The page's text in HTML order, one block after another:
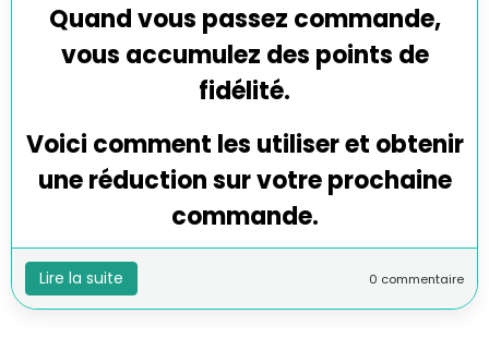
Quand vous passez commande,
vous accumulez des points de
fidélité.
Voici comment les utiliser et obtenir
une réduction sur votre prochaine
commande.
Lire la suite 0 commentaire